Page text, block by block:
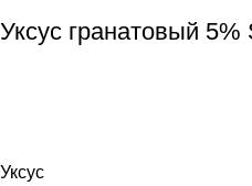
Уксус гранатовый
Уксус